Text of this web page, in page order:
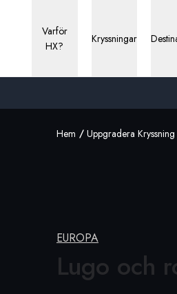
Varför
HX?
Kryssningar
Hem Uppgradera Kryssning
EUROPA
Lugo och